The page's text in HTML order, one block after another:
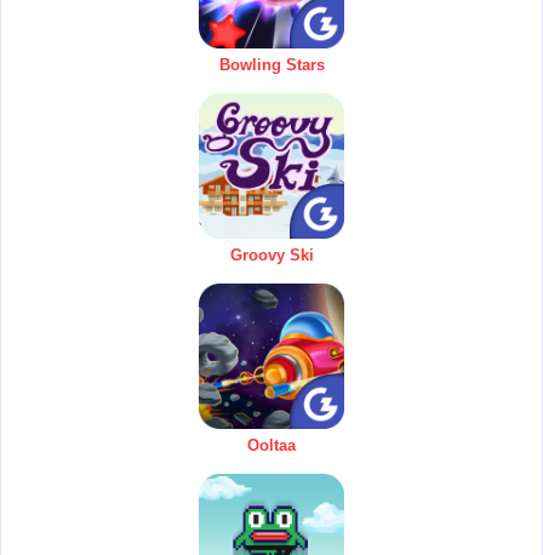
Bowling Stars
Groovy Ski
Ooltaa